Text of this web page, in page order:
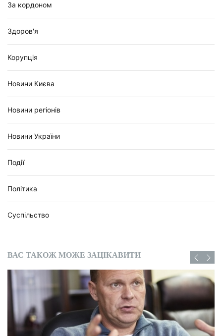
За кордоном
Здоров'я
Корупція
Новини Києва
Новини регіонів
Новини України
Події
Політика
Суспільство
ВАС ТАКОЖ МОЖЕ ЗАЦІКАВИТИ